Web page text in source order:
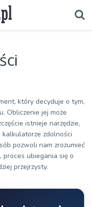
który decyduje o tym,
Obliczenie jej może
istnieje narzędzie,
zdolności
pozwoli nam zrozumieć
proces ubiegania się o
przejrzysty.